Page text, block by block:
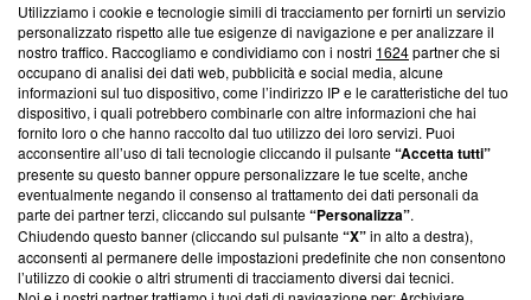
Questa sezione offre informazioni trasparenti su Blasting
News, sui nostri processi editoriali e su come ci impegniamo a
creare news di qualità. Inoltre, afferma la nostra aderenza a
‘Trust Project - News with Integrity’Blasting News non è
ancora membro del programma, ma ha richiesto di farne
parte; Trust Project non ha ancora effettuato una verifica di
conformità agli standard.
Su di noi
Team editoriale
Utilizziamo i cookie e tecnologie simili di tracciamento per fornirti un servizio
personalizzato rispetto alle tue esigenze di navigazione e per analizzare il
nostro traffico. Raccogliamo e condividiamo con i nostri 1624partner che si
occupano di analisi dei dati web, pubblicità e social media, alcune
informazioni sul tuo dispositivo, come l’indirizzo IP e le caratteristiche del tuo
dispositivo, i quali potrebbero combinarle con altre informazioni che hai
fornito loro o che hanno raccolto dal tuo utilizzo dei loro servizi. Puoi
acconsentire all’uso di tali tecnologie cliccando il pulsante“Accetta tutti”
presente su questo banner oppure personalizzare le tue scelte, anche
eventualmente negando il consenso al trattamento dei dati personali da
parte dei partner terzi, cliccando sul pulsante“Personalizza”.
Chiudendo questo banner (cliccando sul pulsante“X”in alto a destra),
acconsenti al permanere delle impostazioni predefinite che non consentono
l’utilizzo di cookie o altri strumenti di tracciamento diversi dai tecnici.